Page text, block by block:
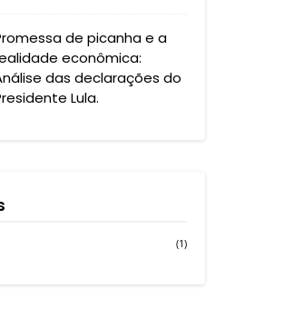
de picanha e a
econômica:
das declarações do
Lula.
(1)